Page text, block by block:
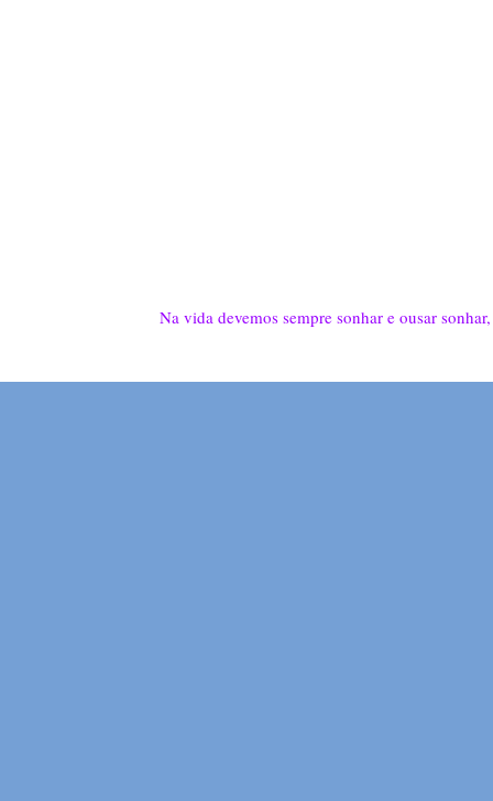
Na vida devemos sempre sonhar e ousar